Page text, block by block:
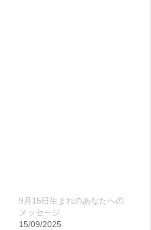
9月15日生まれのあなたへの
メッセージ
15/09/2025